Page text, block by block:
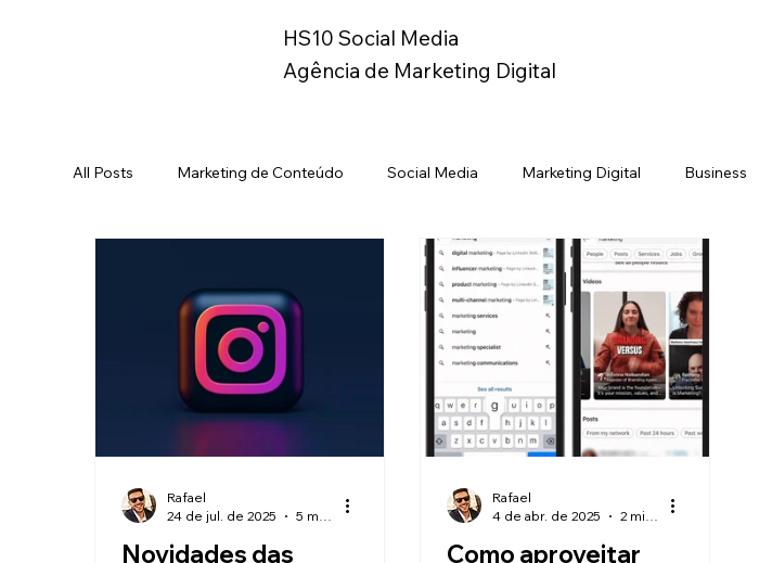
HS10 Social Media
Agência de Marketing Digital
All Posts Marketing de Conteúdo Social Media Marketing Digital Business
Branding Twitter Inteligência Artificial
Varejo LinkedIn Copywriting Geração Z
Novidades das
Rafael
24 de jul. de 2025
5 min de leitura
Como aproveitar
Rafael
4 de abr. de 2025
2 min de leitura